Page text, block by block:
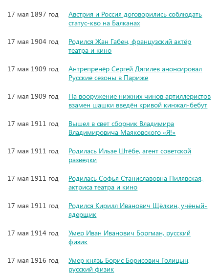
17 мая 1897 год
Австрия и Россия договорились соблюдать
статус-кво на Балканах
17 мая 1904 год
Родился Жан Габен, французский актёр
театра и кино
17 мая 1909 год
Антрепренёр Сергей Дягилев анонсировал
Русские сезоны в Париже
17 мая 1909 год
На вооружение нижних чинов артиллеристов
взамен шашки введён кривой кинжал-бебут
17 мая 1911 год
Вышел в свет сборник Владимира
Владимировича Маяковского «Я!»
17 мая 1911 год
Родилась Ильзе Штёбе, агент советской
разведки
17 мая 1911 год
Родилась Софья Станиславовна Пилявская,
актриса театра и кино
17 мая 1911 год
Родился Кирилл Иванович Щёлкин, учёный-
ядерщик
17 мая 1914 год
Умер Иван Иванович Боргман, русский
физик
17 мая 1916 год
Умер князь Борис Борисович Голицын,
русский физик